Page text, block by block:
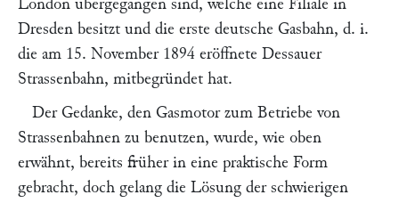
London übergegangen sind, welche eine Filiale in
Dresden besitzt und die erste deutsche Gasbahn, d. i.
die am 15. November 1894 eröffnete Dessauer
Strassenbahn, mitbegründet hat.
Der Gedanke, den Gasmotor zum Betriebe von
Strassenbahnen zu benutzen, wurde, wie oben
erwähnt, bereits früher in eine praktische Form
gebracht, doch gelang die Lösung der schwierigen